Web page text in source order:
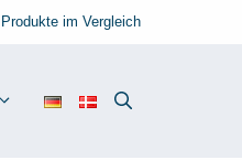
im Vergleich